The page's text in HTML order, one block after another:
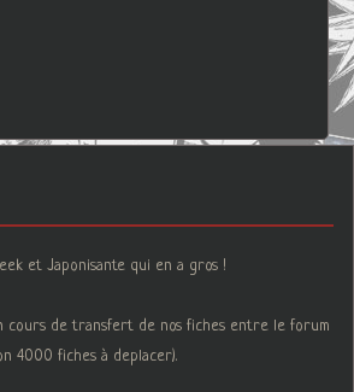
et Japonisante qui en a gros !
cours de transfert de nos fiches entre le forum
4000 fiches à deplacer).